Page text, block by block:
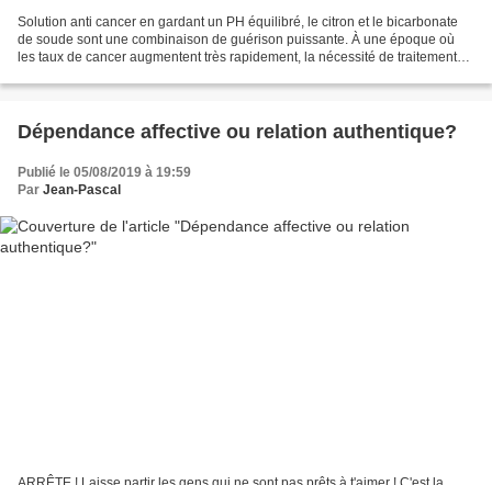
Solution anti cancer en gardant un PH équilibré, le citron et le bicarbonate
de soude sont une combinaison de guérison puissante. À une époque où
les taux de cancer augmentent très rapidement, la nécessité de traitements
Dépendance affective ou relation authentique?
Publié le 05/08/2019 à 19:59
Par Jean-Pascal